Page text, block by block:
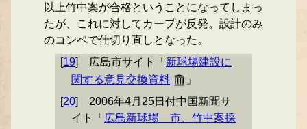
以上竹中案が合格ということになってしまっ
たが、これに対してカープが反発。設計のみ
のコンペで仕切り直しとなった。
[19] 広島市サイト「 新球場建設に
関する意見交換資料
」
[20]
2006年4月25日付中国新聞サ
イト「 広島新球場 市、竹中案採